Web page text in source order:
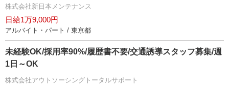
株式会社新日本メンテナンス
日給1万9,000円
アルバイト・パート / 東京都
未経験OK/採用率90%/履歴書不要/交通誘導スタッフ募集/週
1日～OK
株式会社アウトソーシングトータルサポート